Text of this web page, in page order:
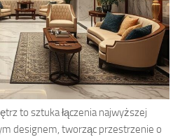
to sztuka łączenia najwyższej
designem, tworząc przestrzenie o